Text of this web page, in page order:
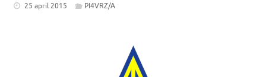
25 april 2015 PI4VRZ/A